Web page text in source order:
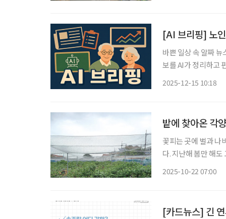
[AI 브리핑] 노
바쁜 일상 속 알짜
보를 AI가 정리하고 편집국 기자
2025-12-15 10:18
밭에 찾아온 각
꽃피는 곳에 벌과 나
다. 지난해 봄만 해
2025-10-22 07:00
[카드뉴스] 긴